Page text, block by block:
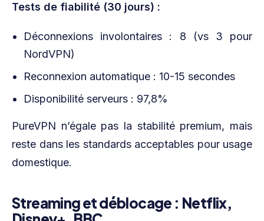
Tests de fiabilité (30 jours) :
Déconnexions involontaires : 8 (vs 3 pour
NordVPN)
Reconnexion automatique : 10-15 secondes
Disponibilité serveurs : 97,8%
PureVPN n’égale pas la stabilité premium, mais
reste dans les standards acceptables pour usage
domestique.
Streaming et déblocage : Netflix,